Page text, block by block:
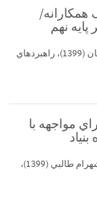
همكارانه/
نهم
سمانه السادات طبائي عقدا, مهدي رحيمي, احمد زندوانيان (1399)، راهبردهاي
مواجهه با
احمد زندوانيان, سميه ذوالفقاري ده آباد, حميده همتي, شهرام طالبي (1399)،